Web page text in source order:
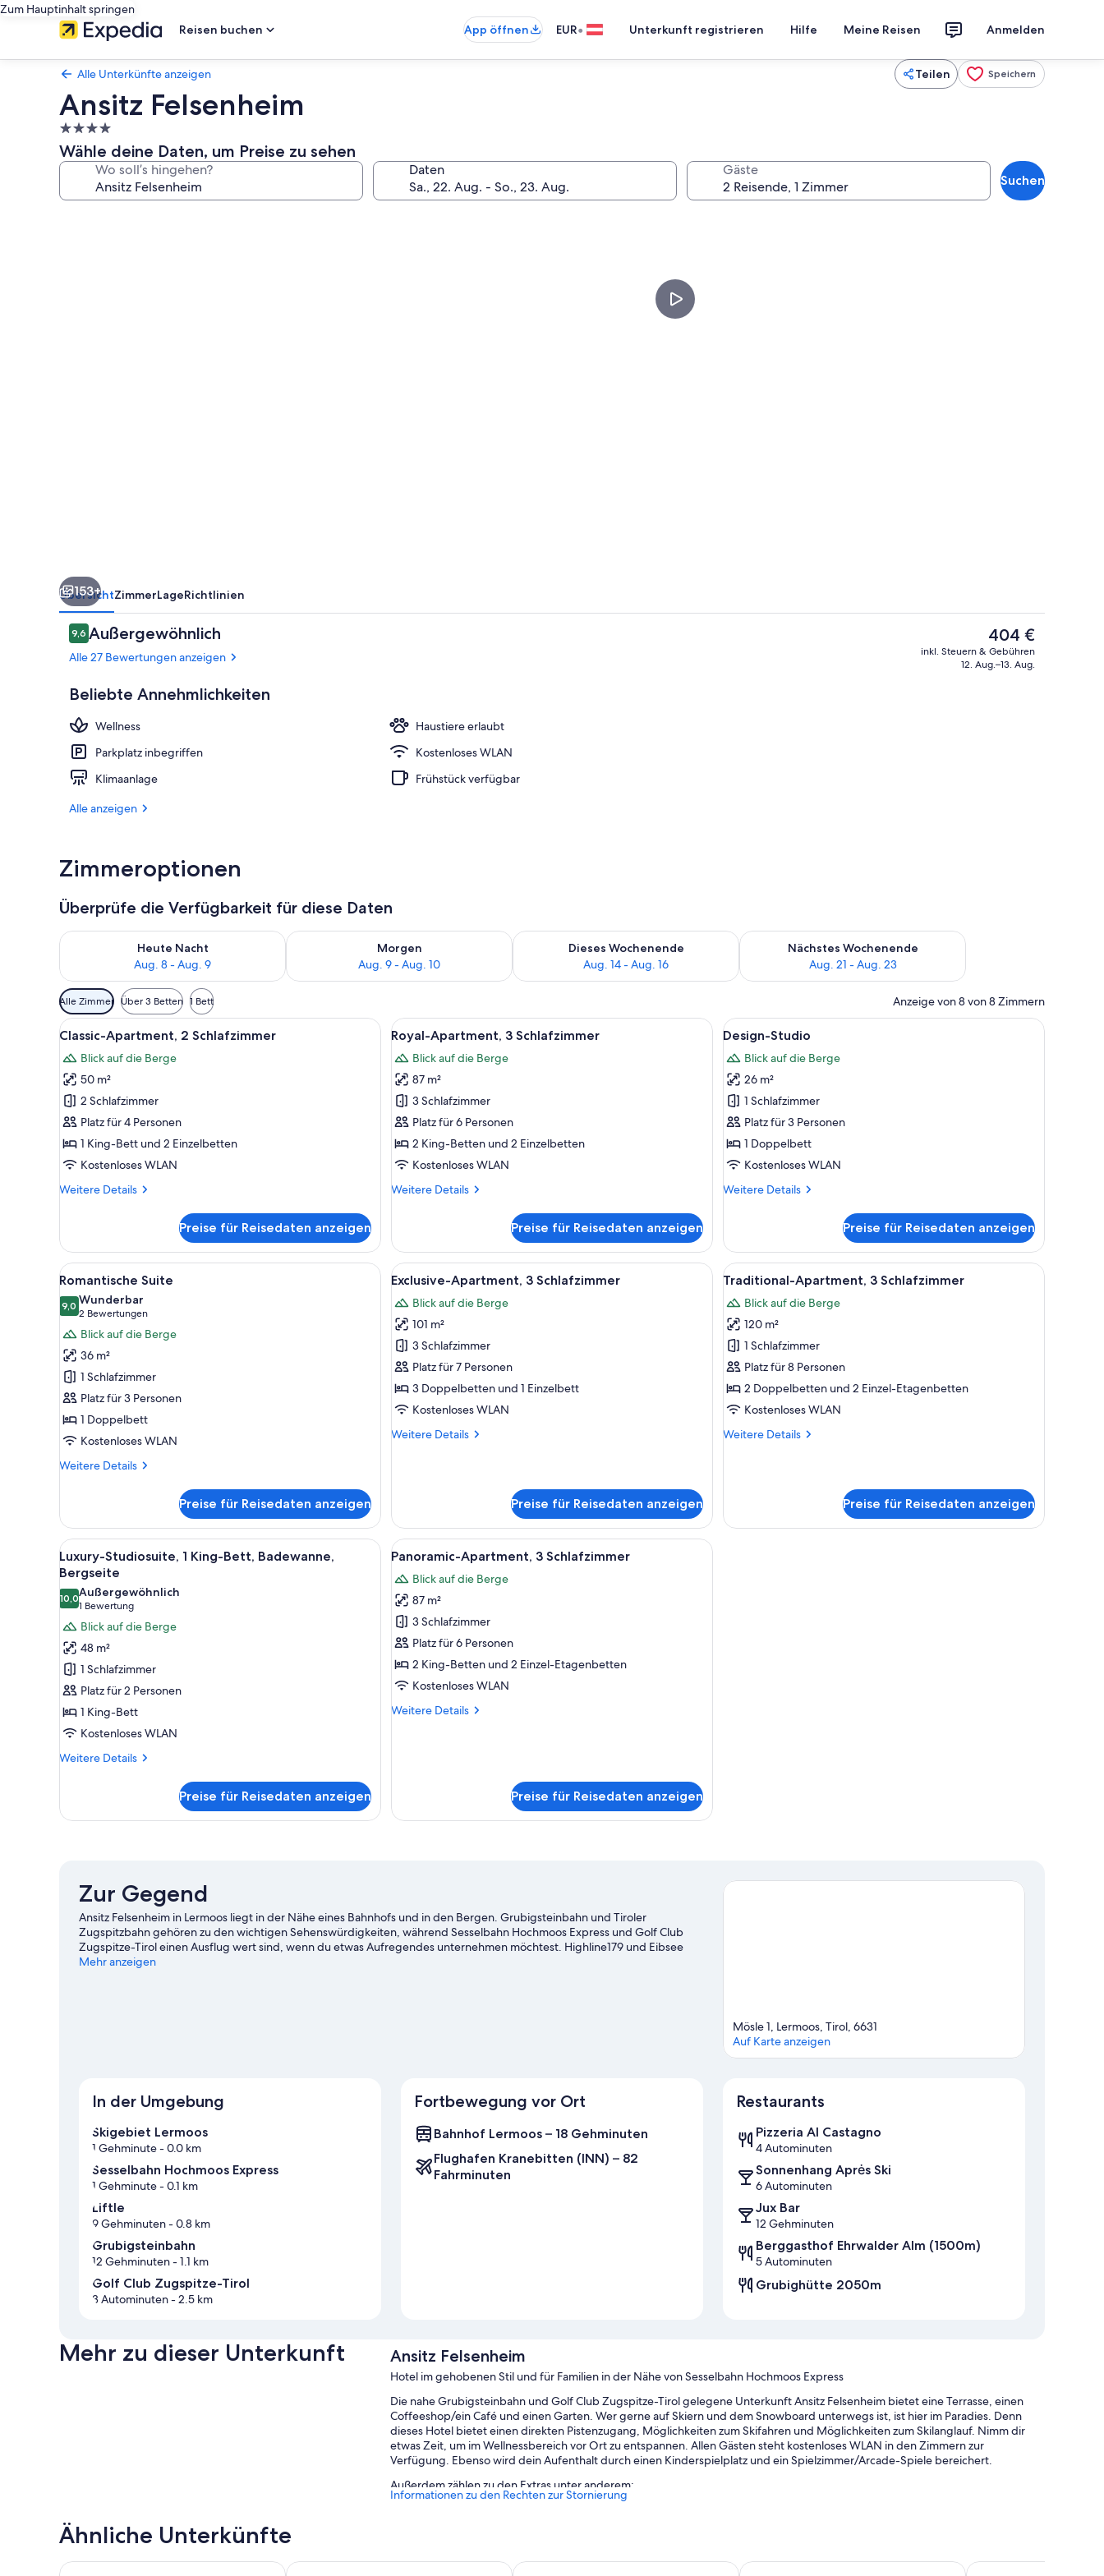
Zum Hauptinhalt springen
Reisen buchen
App öffnen EUR• Unterkunft registrieren Hilfe Meine Reisen Anmelden
Alle Unterkünfte anzeigen Teilen Speichern
Ansitz Felsenheim
4.0-
Sterne-
Unterkunft
Wähle deine Daten, um Preise zu sehen
Wo soll’s hingehen? Daten Gäste
Suchen
153+
ÜbersichtZimmerLageRichtlinien
Bewertungen
9,69,6 von 10.
Außergewöhnlich
Alle 27 Bewertungen anzeigen
Beliebte Annehmlichkeiten
Wellness
Haustiere erlaubt
Parkplatz inbegriffen
Kostenloses WLAN
Klimaanlage
Frühstück verfügbar
Alle anzeigen
Der
aktuelle
Preis
404 €
inkl. Steuern & Gebühren
12. Aug.–13. Aug.
Zimmeroptionen
Überprüfe die Verfügbarkeit für diese Daten
Heute Nacht
Aug. 8 - Aug. 9
Überprüfe die Verfügbarkeit für heute Nacht, Aug. 8 - Aug. 9.
Morgen
Aug. 9 - Aug. 10
Überprüfe die Verfügbarkeit für morgen, Aug. 9 - Aug. 10.
Dieses Wochenende
Aug. 14 - Aug. 16
Überprüfe die Verfügbarkeit für dieses Wochenende, Aug. 14 - Aug. 16.
Nächstes Wochenende
Aug. 21 - Aug. 23
Überprüfe die Verfügbarkeit für nächstes Wochenende, Aug.
Verfügbare
Filter
für
Alle Zimmer Über 3 Betten 1 Bett Anzeige von 8 von 8 Zimmern
Alle
Fotos
für
Classic-
Apartment,
2 Schlafzimmer
anzeigen
Ein Zimmer mit zwei Betten, einem Holzkopfende, einem kleinen Tisch und einer Lampe.
9
Classic-Apartment, 2 Schlafzimmer
Blick auf die Berge
50 m²
2 Schlafzimmer
Platz für 4 Personen
1 King-Bett und 2 Einzelbetten
Kostenloses WLAN
Weitere Details
Weitere
Apartment,
2 Schlafzimmer
Preise für Reisedaten anzeigen
Alle
Fotos
für
Royal-
Apartment,
3 Schlafzimmer
anzeigen
Ein Schlafzimmer mit Bett, Nachttisch, Sessel und Blick in einen anderen Raum.
17
Royal-Apartment, 3 Schlafzimmer
Blick auf die Berge
87 m²
3 Schlafzimmer
Platz für 6 Personen
2 King-Betten und 2 Einzelbetten
Kostenloses WLAN
Weitere Details
Weitere
Apartment,
3 Schlafzimmer
Preise für Reisedaten anzeigen
Alle
Fotos
für
Design-
Studio
anzeigen
Ein Hotelzimmer mit zwei Betten, einem mit
6
Design-Studio
Blick auf die Berge
26 m²
1 Schlafzimmer
Platz für 3 Personen
1 Doppelbett
Kostenloses WLAN
Weitere Details
Weitere
Studio
Preise für Reisedaten anzeigen
Alle
Fotos
für
Romantische
Suite
anzeigen
Ein traditionell eingerichtetes Schlafzimmer mit einem großen Bett, einem Holzstuhl, einer Chandelierleuchtre und klassischer Dekoration.
9
Romantische Suite
9,09,0 von 10
Wunderbar
2 Bewertungen
(2
Bewertungen)
Blick auf die Berge
36 m²
1 Schlafzimmer
Platz für 3 Personen
1 Doppelbett
Kostenloses WLAN
Weitere Details
Weitere
Suite
Preise für Reisedaten anzeigen
Alle
Fotos
für
Exclusive-
Apartment,
3 Schlafzimmer
anzeigen
Ein Schlafzimmer mit einem Bett, Nachttischen, einer Lampe, einem Spiegel und einem Oberlicht.
20
Exclusive-Apartment, 3 Schlafzimmer
Blick auf die Berge
101 m²
3 Schlafzimmer
Platz für 7 Personen
3 Doppelbetten und 1 Einzelbett
Kostenloses WLAN
Weitere Details
Weitere
Preise für Reisedaten anzeigen
Alle
Fotos
für
Traditional-
Apartment,
3 Schlafzimmer
anzeigen
Ein rustikales Holzinterieur mit Esstisch,
27
Traditional-Apartment, 3 Schlafzimmer
Blick auf die Berge
120 m²
1 Schlafzimmer
Platz für 8 Personen
2 Doppelbetten und 2 Einzel-Etagenbetten
Kostenloses WLAN
Weitere Details
Weitere
Preise für Reisedaten anzeigen
Alle
Fotos
für
Luxury-
Studiosuite,
1 King-
Bett,
Badewanne,
Bergseite
anzeigen
Ein modernes Wohnzimmer mit Sofa, Sessel, Couchtisch und Blick auf ein Badezimmer mit Badewanne.
7
Luxury-Studiosuite, 1 King-Bett, Badewanne,
Bergseite
10,010,0 von 10
Außergewöhnlich
1 Bewertung
(1
Bewertung)
Blick auf die Berge
48 m²
1 Schlafzimmer
Platz für 2 Personen
1 King-Bett
Kostenloses WLAN
Weitere Details
Weitere
Studiosuite,
Preise für Reisedaten anzeigen
Alle
Fotos
für
Panoramic-
Apartment,
3 Schlafzimmer
anzeigen
Ein Schlafzimmer mit einem großen Bett, einem Nachttisch, einem Sessel, einem Kleiderschrank und einem Spiegel.
8
Panoramic-Apartment, 3 Schlafzimmer
Blick auf die Berge
87 m²
3 Schlafzimmer
Platz für 6 Personen
2 King-Betten und 2 Einzel-Etagenbetten
Kostenloses WLAN
Weitere Details
Weitere
Preise für Reisedaten anzeigen
Zur Gegend
Ansitz Felsenheim in Lermoos liegt in der Nähe eines Bahnhofs und in den Bergen. Grubigsteinbahn und Tiroler
Zugspitzbahn gehören zu den wichtigen Sehenswürdigkeiten, während Sesselbahn Hochmoos Express und Golf Club
Zugspitze-Tirol einen Ausflug wert sind, wenn du etwas Aufregendes unternehmen möchtest. Highline179 und Eibsee
sind zwei weitere empfehlenswerte Orte für einen Abstecher. Erobere die nahe gelegenen Pisten mithilfe der Ski-
Mehr anzeigen
Mösle 1, Lermoos, Tirol, 6631
Auf Karte anzeigen
In der Umgebung
Skigebiet Lermoos
1 Gehminute- 0.0 km
Sesselbahn Hochmoos Express
1 Gehminute- 0.1 km
Liftle
9 Gehminuten- 0.8 km
Grubigsteinbahn
12 Gehminuten- 1.1 km
Golf Club Zugspitze-Tirol
3 Autominuten- 2.5 km
Fortbewegung vor Ort
Bahnhof Lermoos – 18 Gehminuten
Flughafen Kranebitten (INN) – 82
Fahrminuten
Restaurants
Pizzeria Al Castagno
4 Autominuten
Sonnenhang Aprės Ski
6 Autominuten
Jux Bar
12 Gehminuten
Berggasthof Ehrwalder Alm (1500m)
5 Autominuten
Grubighütte 2050m
Mehr zu dieser Unterkunft Ansitz Felsenheim
Hotel im gehobenen Stil und für Familien in der Nähe von Sesselbahn Hochmoos Express
Die nahe Grubigsteinbahn und Golf Club Zugspitze-Tirol gelegene Unterkunft Ansitz Felsenheim bietet eine Terrasse, einen
Coffeeshop/ein Café und einen Garten. Wer gerne auf Skiern und dem Snowboard unterwegs ist, ist hier im Paradies. Denn
dieses Hotel bietet einen direkten Pistenzugang, Möglichkeiten zum Skifahren und Möglichkeiten zum Skilanglauf. Nimm dir
etwas Zeit, um im Wellnessbereich vor Ort zu entspannen. Allen Gästen steht kostenloses WLAN in den Zimmern zur
Verfügung. Ebenso wird dein Aufenthalt durch einen Kinderspielplatz und ein Spielzimmer/Arcade-Spiele bereichert.
Außerdem zählen zu den Extras unter anderem:
Informationen zu den Rechten zur Stornierung
Ähnliche Unterkünfte
Hubertushof DORMERO BeHo Zugspitze Hotel Post Lermoos Hotel Tirolerhof Berghotel Tirol